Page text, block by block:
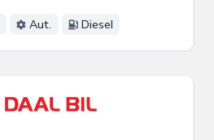
Aut. Diesel